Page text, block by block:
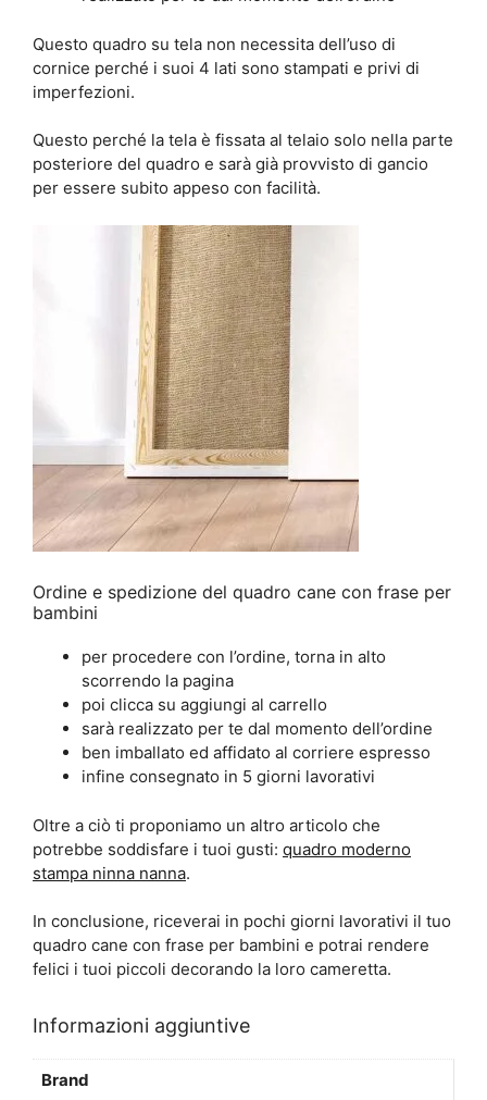
Questo quadro su tela non necessita dell’uso di
cornice perché i suoi 4 lati sono stampati e privi di
imperfezioni.
Questo perché la tela è fissata al telaio solo nella parte
posteriore del quadro e sarà già provvisto di gancio
per essere subito appeso con facilità.
Ordine e spedizione del quadro cane con frase per
bambini
per procedere con l’ordine, torna in alto
scorrendo la pagina
poi clicca su aggiungi al carrello
sarà realizzato per te dal momento dell’ordine
ben imballato ed affidato al corriere espresso
infine consegnato in 5 giorni lavorativi
Oltre a ciò ti proponiamo un altro articolo che
potrebbe soddisfare i tuoi gusti: quadro moderno
stampa ninna nanna.
In conclusione, riceverai in pochi giorni lavorativi il tuo
quadro cane con frase per bambini e potrai rendere
felici i tuoi piccoli decorando la loro cameretta.
Informazioni aggiuntive
Brand